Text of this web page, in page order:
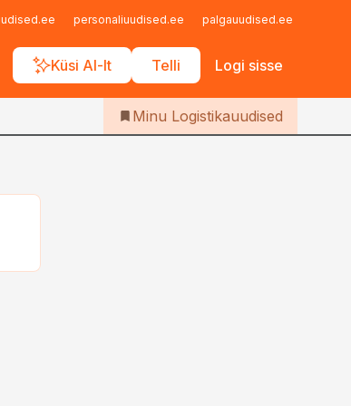
personaliuudised.ee palgauudised.ee
Küsi AI-lt Telli Logi sisse
Iseteenindus
Telli Logistikauudised
Minu Logistikauudised